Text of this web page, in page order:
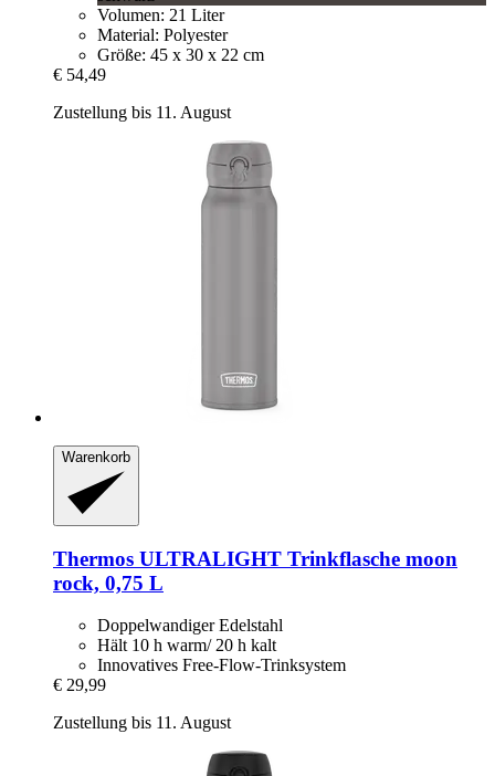
Volumen: 21 Liter
Material: Polyester
Größe: 45 x 30 x 22 cm
€ 54,49
Zustellung bis 11. August
Warenkorb
Thermos ULTRALIGHT Trinkflasche moon
rock, 0,75 L
Doppelwandiger Edelstahl
Hält 10 h warm/ 20 h kalt
Innovatives Free-Flow-Trinksystem
€ 29,99
Zustellung bis 11. August